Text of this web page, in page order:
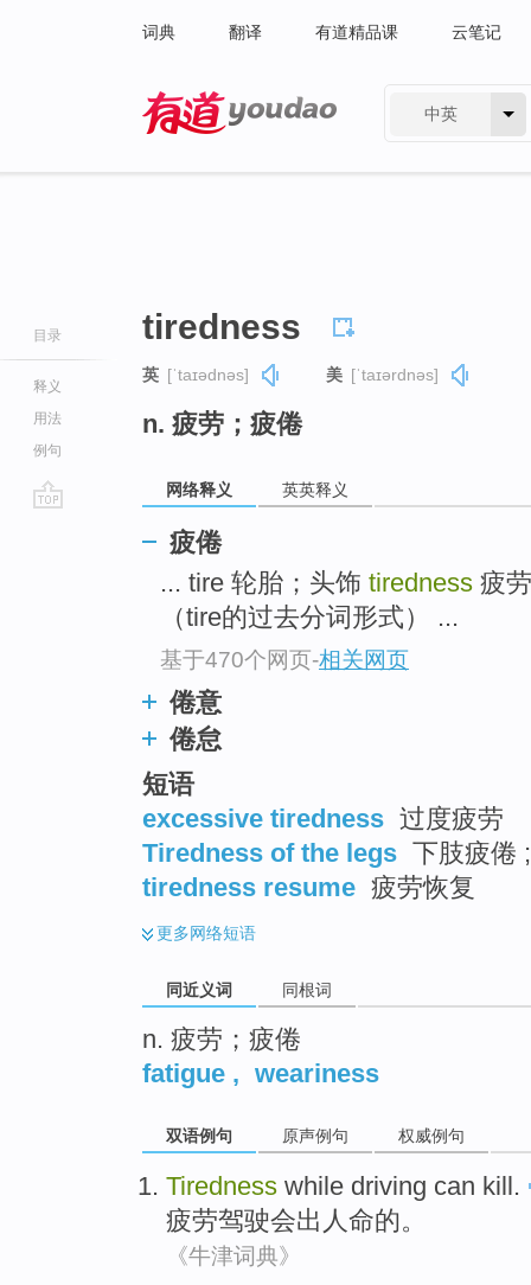
词典 翻译 有道精品课 云笔记
中英
目录
释义
用法
例句
tiredness
英 [ˈtaɪədnəs] 美 [ˈtaɪərdnəs]
n. 疲劳；疲倦
网络释义 英英释义
疲倦
... tire 轮胎；头饰 tiredness 疲
（tire的过去分词形式） ...
基于470个网页-相关网页
倦意
倦怠
短语
excessive tiredness 过度疲劳
Tiredness of the legs 下肢疲倦
tiredness resume 疲劳恢复
更多网络短语
同近义词 同根词
n. 疲劳；疲倦
fatigue , weariness
双语例句 原声例句 权威例句
Tiredness while driving can kill.
疲劳驾驶会出人命的。
《牛津词典》